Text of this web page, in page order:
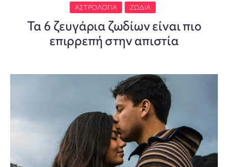
ΑΣΤΡΟΛΟΓΊΑ ΖΏΔΙΑ
Τα 6 ζευγάρια ζωδίων είναι πιο
επιρρεπή στην απιστία